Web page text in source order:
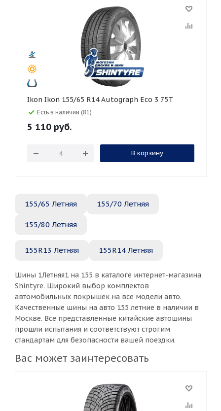
Ikon Ikon 155/65 R14 Autograph Eco 3 75T
Есть в наличии (81)
5 110 руб.
В корзину
155/65 Летняя 155/70 Летняя
155/80 Летняя
155R13 Летняя 155R14 Летняя
Шины 1Летняя1 на 155 в каталоге интернет-магазина
Shintyre. Широкий выбор комплектов
автомобильных покрышек на все модели авто.
Качественные шины на авто 155 летние в наличии в
Москве. Все представленные китайские автошины
прошли испытания и соответствуют строгим
стандартам для безопасности вашей поездки.
Вас может заинтересовать